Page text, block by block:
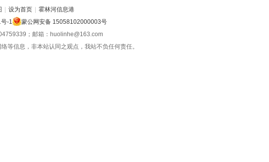
设为首页
霍林河信息港
-1
蒙公网安备 15058102000003号
；邮箱：huolinhe@163.com
等信息，非本站认同之观点，我站不负任何责任。